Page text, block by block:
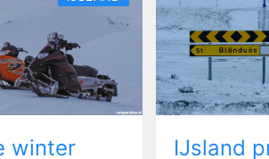
winter IJsland